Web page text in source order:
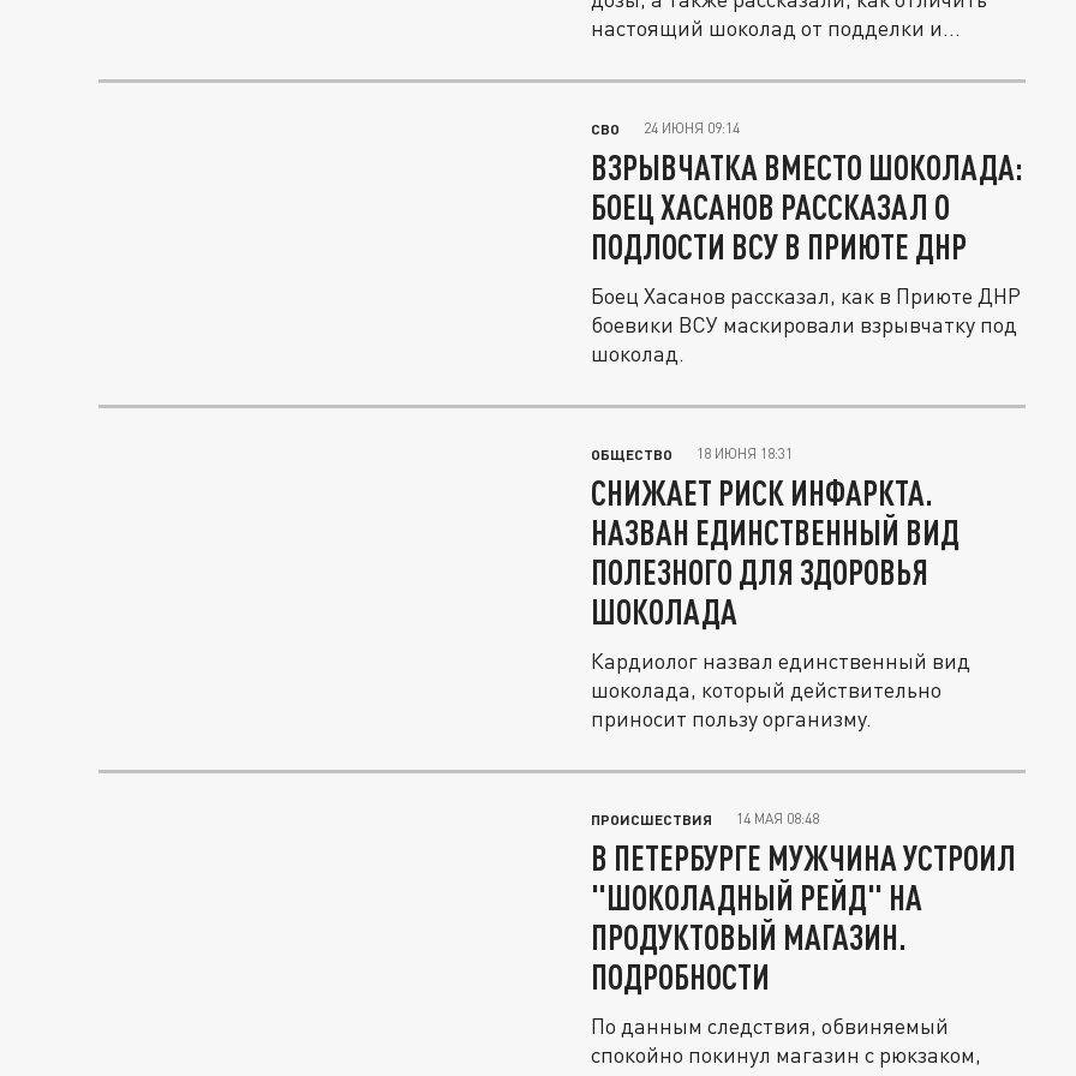
настоящий шоколад от подделки и...
СВО 24 ИЮНЯ 09:14
ВЗРЫВЧАТКА ВМЕСТО ШОКОЛАДА:
БОЕЦ ХАСАНОВ РАССКАЗАЛ О
ПОДЛОСТИ ВСУ В ПРИЮТЕ ДНР
Боец Хасанов рассказал, как в Приюте ДНР
боевики ВСУ маскировали взрывчатку под
шоколад.
ОБЩЕСТВО 18 ИЮНЯ 18:31
СНИЖАЕТ РИСК ИНФАРКТА.
НАЗВАН ЕДИНСТВЕННЫЙ ВИД
ПОЛЕЗНОГО ДЛЯ ЗДОРОВЬЯ
ШОКОЛАДА
Кардиолог назвал единственный вид
шоколада, который действительно
приносит пользу организму.
ПРОИСШЕСТВИЯ 14 МАЯ 08:48
В ПЕТЕРБУРГЕ МУЖЧИНА УСТРОИЛ
"ШОКОЛАДНЫЙ РЕЙД" НА
ПРОДУКТОВЫЙ МАГАЗИН.
ПОДРОБНОСТИ
По данным следствия, обвиняемый
спокойно покинул магазин с рюкзаком,